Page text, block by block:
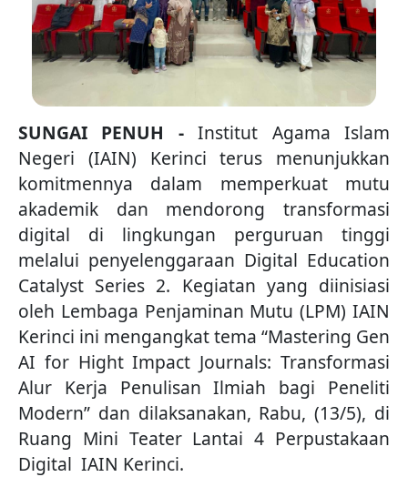
SUNGAI PENUH -Institut Agama Islam
Negeri (IAIN) Kerinci terus menunjukkan
komitmennya dalam memperkuat mutu
akademik dan mendorong transformasi
digital di lingkungan perguruan tinggi
melalui penyelenggaraan Digital Education
Catalyst Series 2. Kegiatan yang diinisiasi
oleh Lembaga Penjaminan Mutu (LPM) IAIN
Kerinci ini mengangkat tema “Mastering Gen
AI for Hight Impact Journals: Transformasi
Alur Kerja Penulisan Ilmiah bagi Peneliti
Modern” dan dilaksanakan, Rabu, (13/5), di
Ruang Mini Teater Lantai 4 Perpustakaan
Digital IAIN Kerinci.